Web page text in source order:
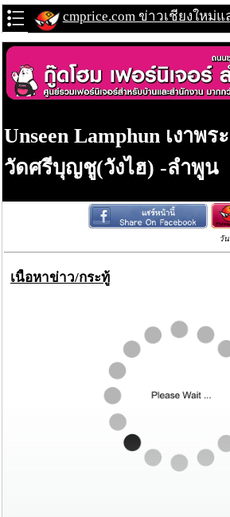
cmprice.com ข่าวเชียงใหม่
Unseen Lamphun เงาพ
วัดศรีบุญชู(วังไฮ) -ลำพูน
วัน
เนื้อหาข่าว/กระทู้